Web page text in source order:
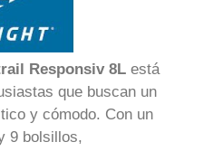
Responsiv 8L está
que buscan un
y cómodo. Con un
9 bolsillos,